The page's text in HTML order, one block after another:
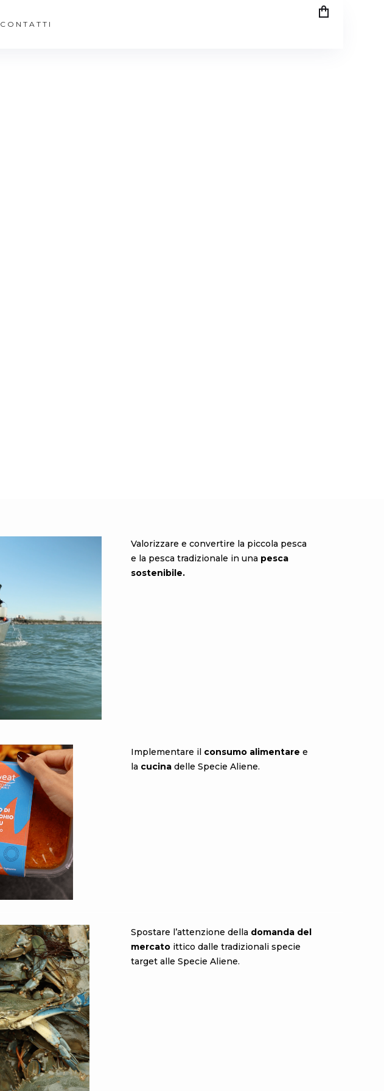
CONTATTI
Valorizzare e convertire la piccola pesca
e la pesca tradizionale in una pesca
sostenibile.
Implementare il consumo alimentare e
la cucinadelle Specie Aliene.
Spostare l’attenzione della domanda del
mercatoittico dalle tradizionali specie
target alle Specie Aliene.